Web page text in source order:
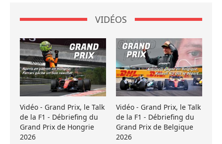
VIDÉOS
Vidéo - Grand Prix, le Talk
de la F1 - Débriefing du
Grand Prix de Hongrie
2026
Vidéo - Grand Prix, le Talk
de la F1 - Débriefing du
Grand Prix de Belgique
2026